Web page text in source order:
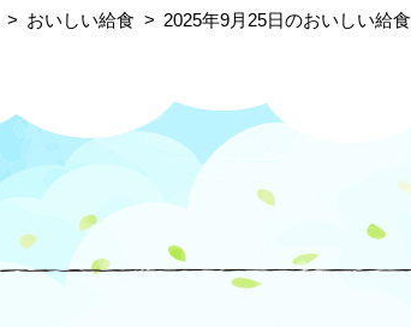
おいしい給食 2025年9月25日のおいしい給食